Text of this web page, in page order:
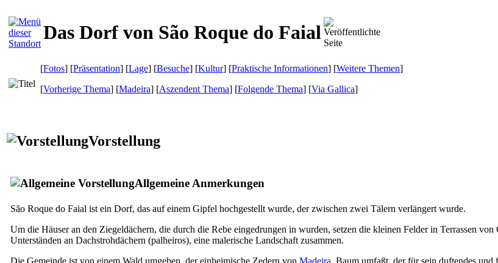
Das Dorf von São Roque do Faial
[Fotos] [Präsentation] [Lage] [Besuche] [Kultur] [Praktische Informationen] [Weitere Themen]
[Vorherige Thema] [Madeira] [Aszendent Thema] [Folgende Thema] [Via Gallica]
Vorstellung
Allgemeine Anmerkungen
São Roque do Faial ist ein Dorf, das auf einem Gipfel hochgestellt wurde, der zwischen zwei Tälern verlängert wurde.
Um die Häuser an den Ziegeldächern, die durch die Rebe eingedrungen in wurden, setzen die kleinen Felder in Terrassen
Unterständen an Dachstrohdächern (palheiros), eine malerische Landschaft zusammen.
Die Gemeinde ist von einem Wald umgeben, der einheimische Zedern von Madeira, Baum umfaßt, der für sein duftendes und